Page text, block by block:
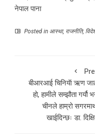
नेपाल पाना
Posted in आस्था, राजनीति,
बीआरआई चिनियॅा ऋण
हो, हामीले सम्झौता गर्यौ
चीनले हाम्रो
खाईदिन्छः डा.